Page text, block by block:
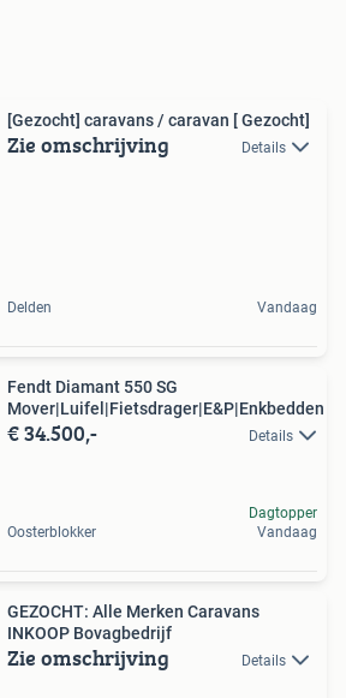
[Gezocht] caravans / caravan [ Gezocht]
Zie omschrijving Details
Delden Vandaag
Fendt Diamant 550 SG
Mover|Luifel|Fietsdrager|E&P|Enkbedden
€ 34.500,- Details
Oosterblokker
Dagtopper
Vandaag
GEZOCHT: Alle Merken Caravans
INKOOP Bovagbedrijf
Zie omschrijving Details